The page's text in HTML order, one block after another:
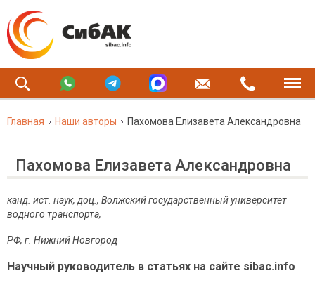
Главная Наши авторы Пахомова Елизавета Александровна
Пахомова Елизавета Александровна
канд. ист. наук, доц., Волжский государственный университет
водного транспорта,
РФ, г НижнийНовгород
Научный руководитель в статьях на сайте sibac.info